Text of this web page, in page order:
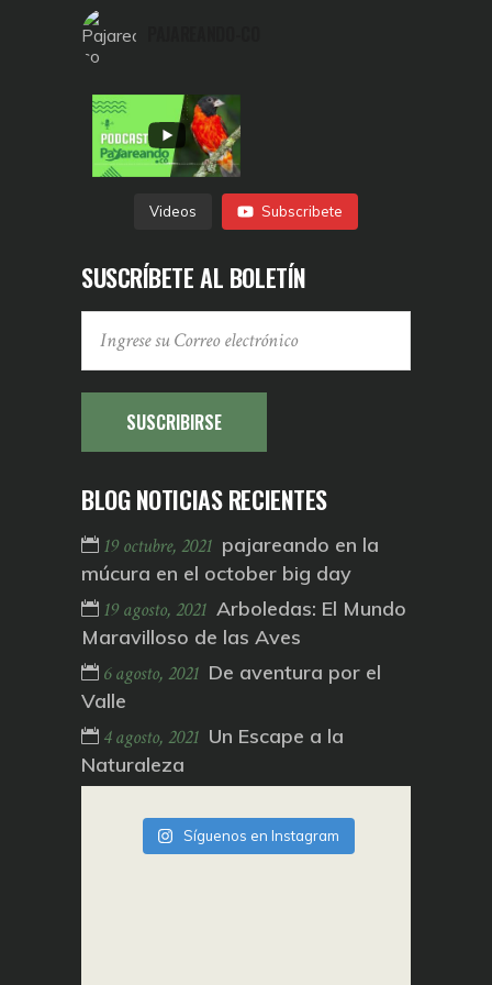
Videos Subscribete
SUSCRÍBETE AL BOLETÍN
SUSCRIBIRSE
BLOG NOTICIAS RECIENTES
19 octubre, 2021 pajareando en la
múcura en el october big day
19 agosto, 2021 Arboledas: El Mundo
Maravilloso de las Aves
6 agosto, 2021 De aventura por el
Valle
4 agosto, 2021 Un Escape a la
Naturaleza
Síguenos en Instagram